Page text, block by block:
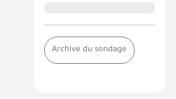
Archive du sondage